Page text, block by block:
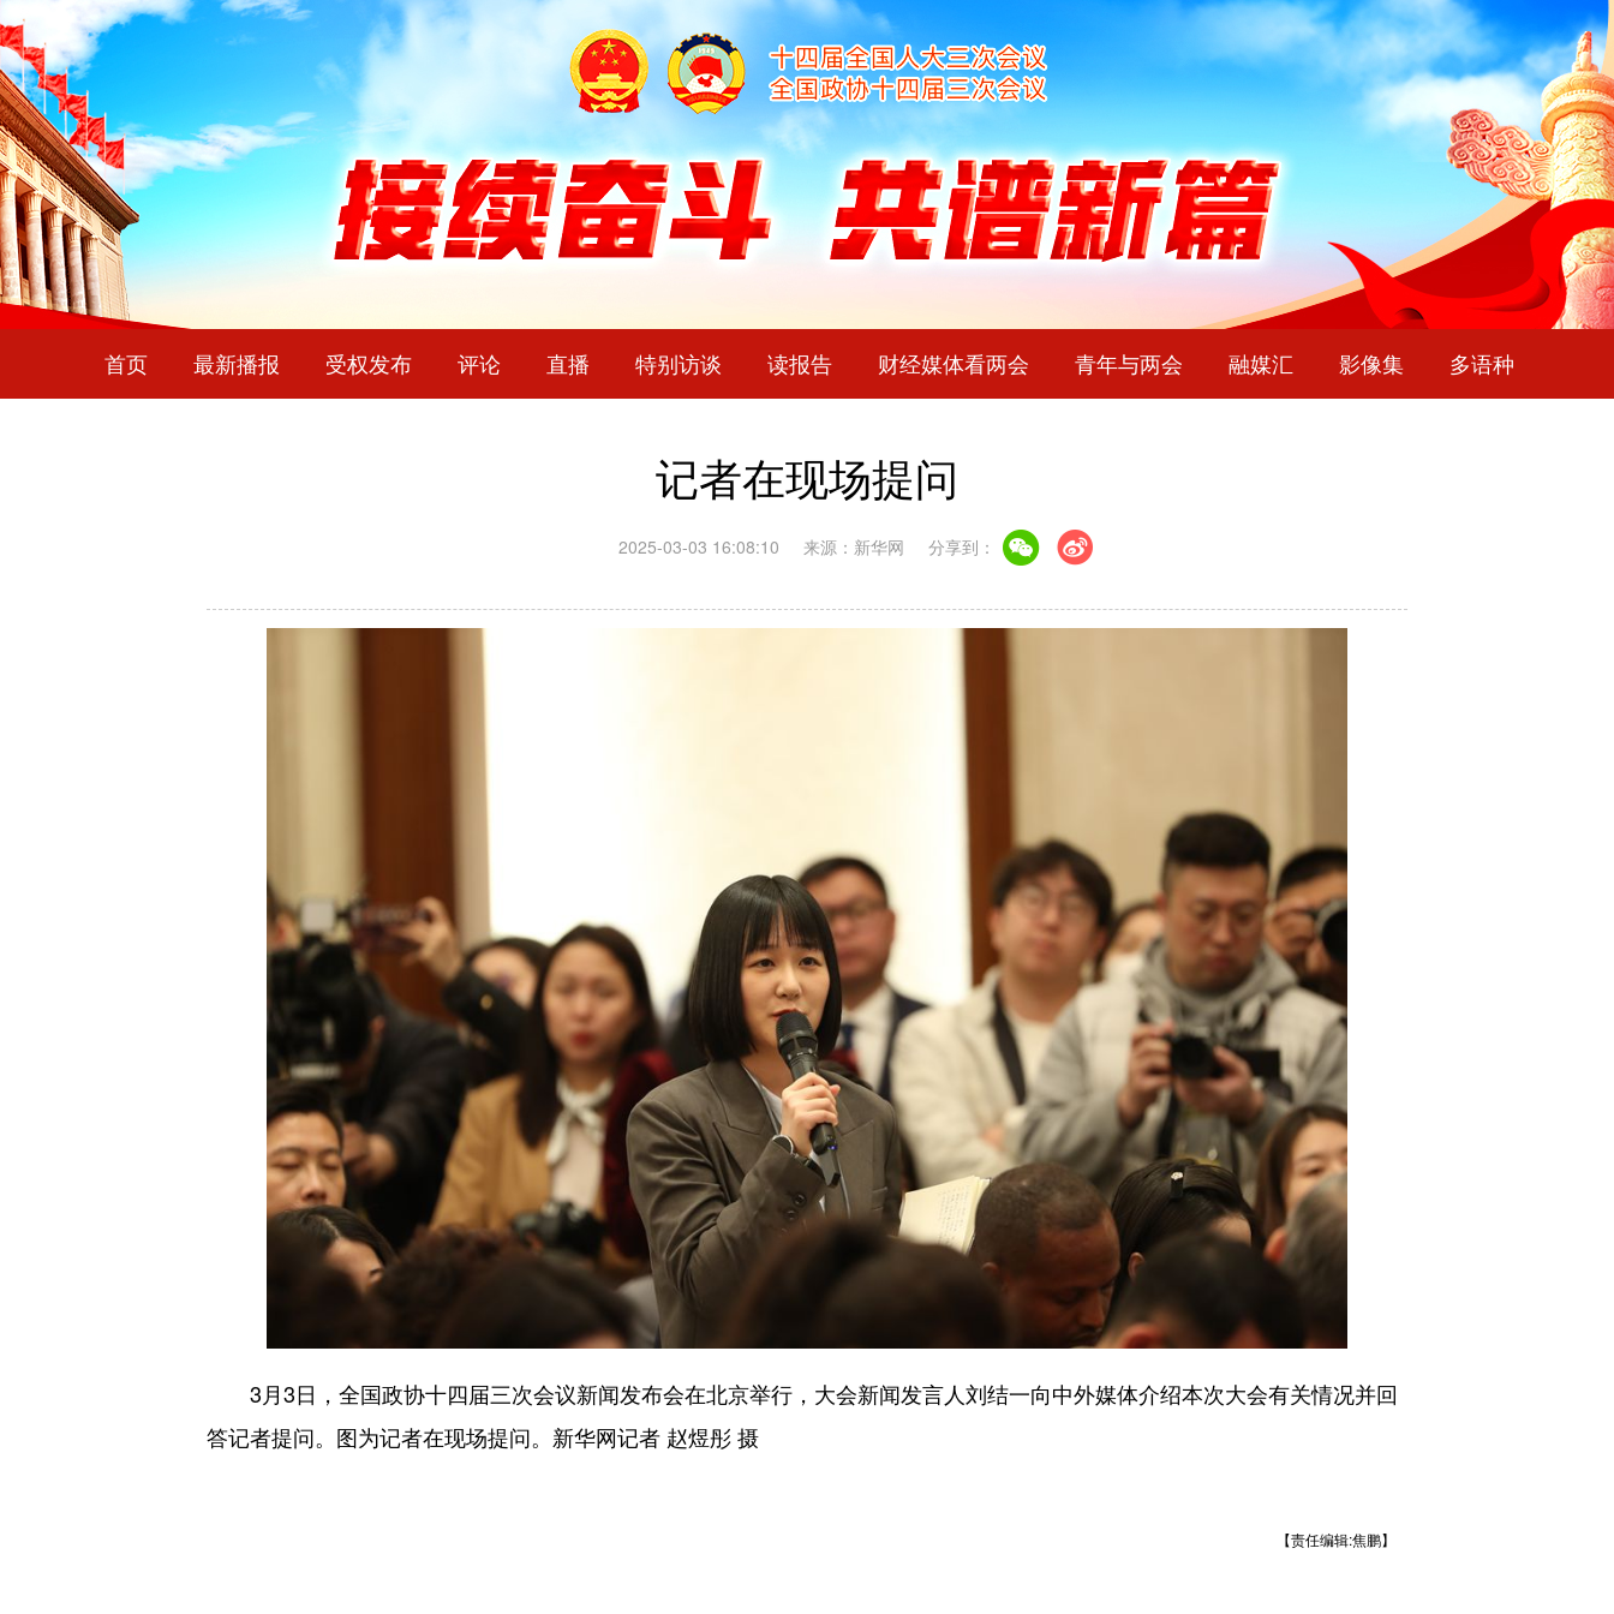
首页 最新播报 受权发布 评论 直播 特别访谈 读报告 财经媒体看两会 青年与两会 融媒汇 影像集 多语种
记者在现场提问
2025-03-03 16:08:10 来源：新华网 分享到：
3月3日，全国政协十四届三次会议新闻发布会在北京举行，大会新闻发言人刘结一向中外媒体介绍本次大会有关情况并回
答记者提问。图为记者在现场提问。新华网记者 赵煜彤 摄
【责任编辑:焦鹏】